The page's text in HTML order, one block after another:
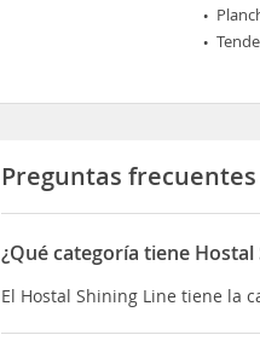
Preguntas frecuentes
¿Qué categoría tiene Hostal
El Hostal Shining Line tiene la